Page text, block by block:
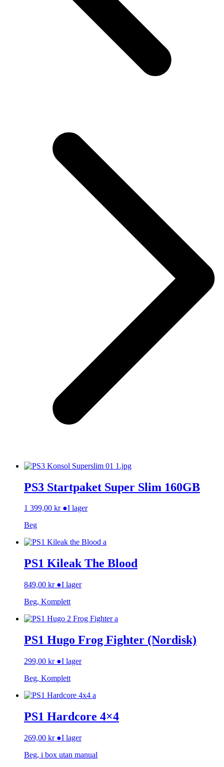
PS3 Startpaket Super Slim 160GB
1 399,00 kr ●I lager
Beg
PS1 Kileak The Blood
849,00 kr ●I lager
Beg, Komplett
PS1 Hugo Frog Fighter (Nordisk)
299,00 kr ●I lager
Beg, Komplett
PS1 Hardcore 4×4
269,00 kr ●I lager
Beg, i box utan manual